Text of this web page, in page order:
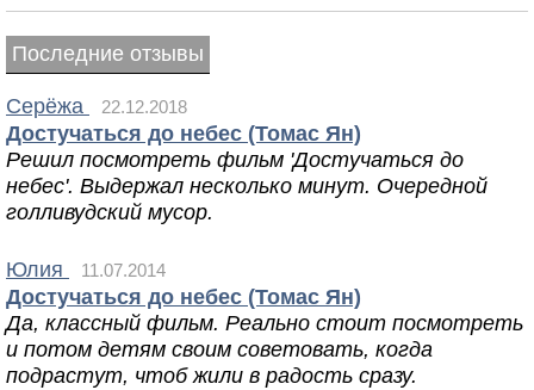
Последние отзывы
Серёжа 22.12.2018
Достучаться до небес (Томас Ян)
Решил посмотреть фильм 'Достучаться до
небес'. Выдержал несколько минут. Очередной
голливудский мусор.
Юлия 11.07.2014
Достучаться до небес (Томас Ян)
Да, классный фильм. Реально стоит посмотреть
и потом детям своим советовать, когда
подрастут, чтоб жили в радость сразу.